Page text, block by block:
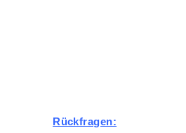
Rückfragen: